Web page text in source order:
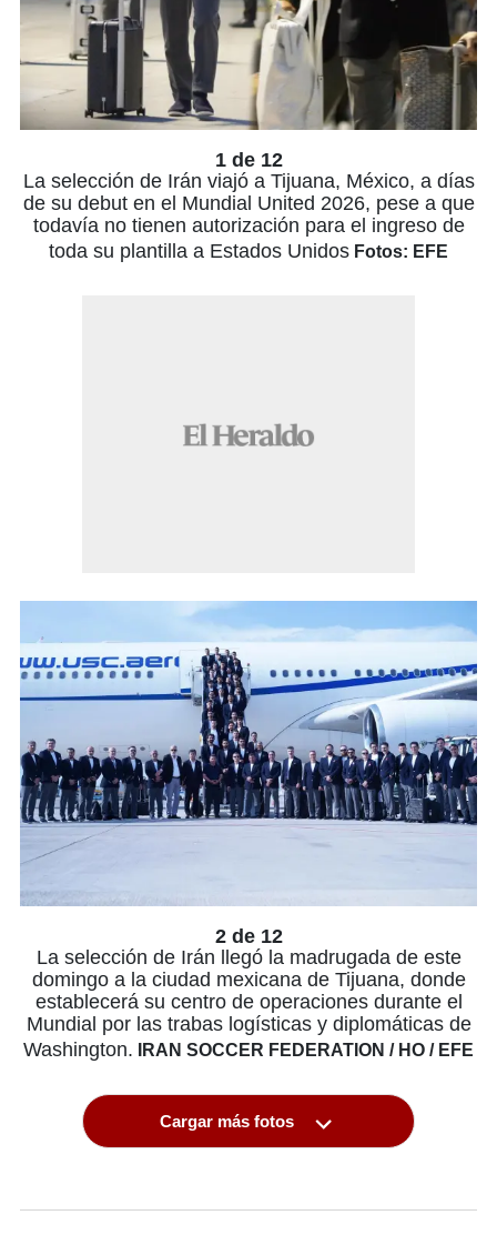
1 de 12
La selección de Irán viajó a Tijuana, México, a días
de su debut en el Mundial United 2026, pese a que
todavía no tienen autorización para el ingreso de
toda su plantilla a Estados Unidos Fotos: EFE
2 de 12
La selección de Irán llegó la madrugada de este
domingo a la ciudad mexicana de Tijuana, donde
establecerá su centro de operaciones durante el
Mundial por las trabas logísticas y diplomáticas de
Washington.
IRAN SOCCER FEDERATION / HO / EFE
Cargar más fotos